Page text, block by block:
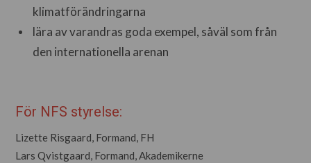
klimatförändringarna
lära av varandras goda exempel, såväl som från
den internationella arenan
För NFS styrelse:
Lizette Risgaard, Formand, FH
Lars Qvistgaard, Formand, Akademikerne